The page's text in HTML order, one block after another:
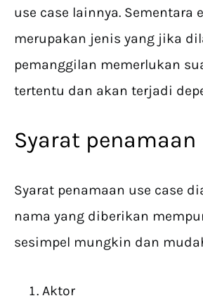
use case lainnya. Sementara
merupakan jenis yang jika
pemanggilan memerlukan
tertentu dan akan terjadi
Syarat penamaan
Syarat penamaan use case
nama yang diberikan
sesimpel mungkin dan
Aktor